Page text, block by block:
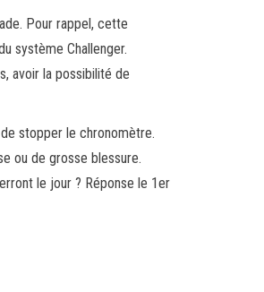
Pour rappel, cette
système Challenger.
avoir la possibilité de
stopper le chronomètre.
ou de grosse blessure.
le jour ? Réponse le 1er